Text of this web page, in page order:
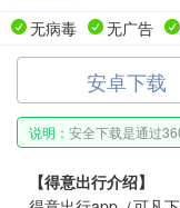
无病毒
无广告
安卓下载
说明： 安全下载是通过
【得意出行介绍】